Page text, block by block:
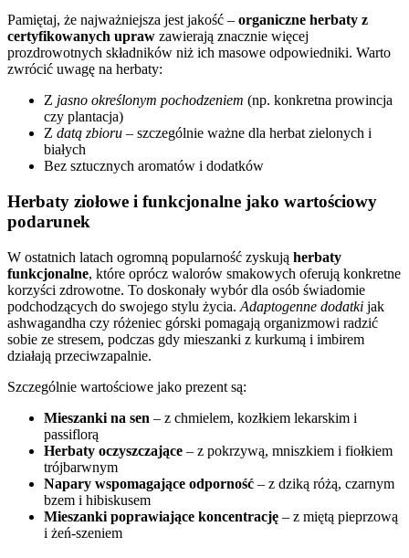
Pamiętaj, że najważniejsza jest jakość – organiczne herbaty z
certyfikowanych upraw zawierają znacznie więcej
prozdrowotnych składników niż ich masowe odpowiedniki. Warto
zwrócić uwagę na herbaty:
Z jasno określonym pochodzeniem (np. konkretna prowincja
czy plantacja)
Z datą zbioru – szczególnie ważne dla herbat zielonych i
białych
Bez sztucznych aromatów i dodatków
Herbaty ziołowe i funkcjonalne jako wartościowy
podarunek
W ostatnich latach ogromną popularność zyskują herbaty
funkcjonalne, które oprócz walorów smakowych oferują konkretne
korzyści zdrowotne. To doskonały wybór dla osób świadomie
podchodzących do swojego stylu życia. Adaptogenne dodatki jak
ashwagandha czy różeniec górski pomagają organizmowi radzić
sobie ze stresem, podczas gdy mieszanki z kurkumą i imbirem
działają przeciwzapalnie.
Szczególnie wartościowe jako prezent są:
Mieszanki na sen – z chmielem, kozłkiem lekarskim i
passiflorą
Herbaty oczyszczające – z pokrzywą, mniszkiem i fiołkiem
trójbarwnym
Napary wspomagające odporność – z dziką różą, czarnym
bzem i hibiskusem
Mieszanki poprawiające koncentrację – z miętą pieprzową
i żeń-szeniem